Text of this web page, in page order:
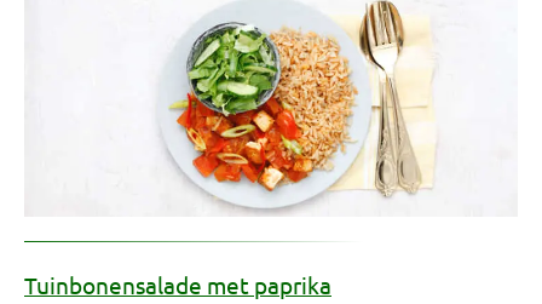
Tuinbonensalade met paprika